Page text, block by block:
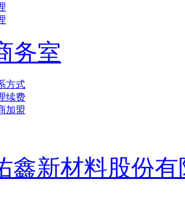
务室
方式
续费
加盟
鑫新材料股份